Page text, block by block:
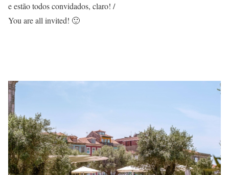
e estão todos convidados, claro! /
You are all invited! 🙂